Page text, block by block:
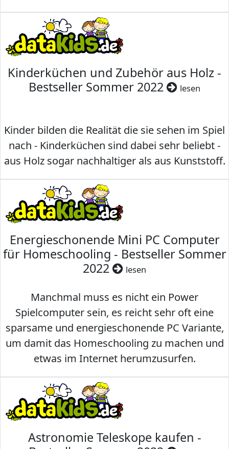
Kinderküchen und Zubehör aus Holz -
Bestseller Sommer 2022
lesen
Kinder bilden die Realität die sie sehen im Spiel
nach - Kinderküchen sind dabei sehr beliebt -
aus Holz sogar nachhaltiger als aus Kunststoff.
Energieschonende Mini PC Computer
für Homeschooling - Bestseller Sommer
2022
lesen
Manchmal muss es nicht ein Power
Spielcomputer sein, es reicht sehr oft eine
sparsame und energieschonende PC Variante,
um damit das Homeschooling zu machen und
etwas im Internet herumzusurfen.
Astronomie Teleskope kaufen -